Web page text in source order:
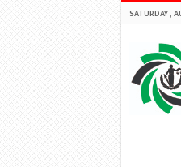
SATURDAY ,